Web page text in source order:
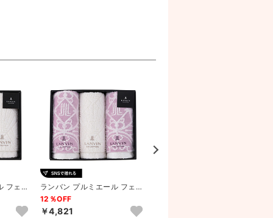
フェイ
1...
ランバン プルミエール フェイ
スタオル3P（パープル）
12％OFF
￥4,821